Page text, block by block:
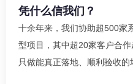
凭什么信我们？
十余年来，我们协助超500家
型项目，其中超20家客户合
只做能真正落地、顺利验收的